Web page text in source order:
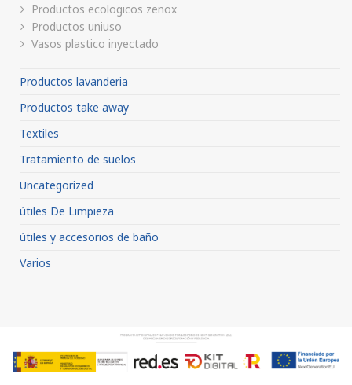
Productos ecologicos zenox
Productos uniuso
Vasos plastico inyectado
Productos lavanderia
Productos take away
Textiles
Tratamiento de suelos
Uncategorized
útiles De Limpieza
útiles y accesorios de baño
Varios